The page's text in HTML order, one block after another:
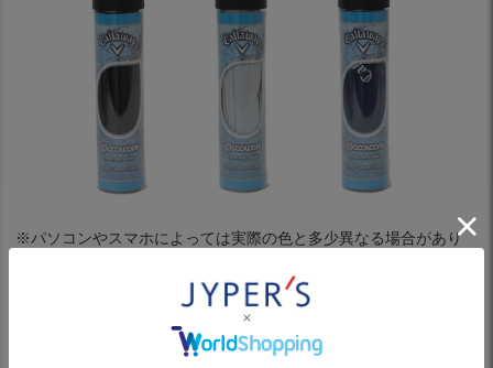
※パソコンやスマホによっては実際の色と多少異なる場合があり